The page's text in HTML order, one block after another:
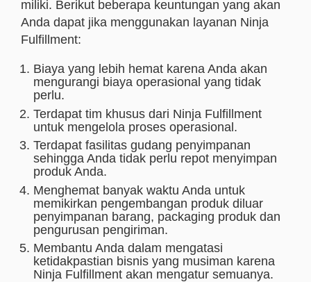
miliki. Berikut beberapa keuntungan yang akan
Anda dapat jika menggunakan layanan Ninja
Fulfillment:
Biaya yang lebih hemat karena Anda akan
mengurangi biaya operasional yang tidak
perlu.
Terdapat tim khusus dari Ninja Fulfillment
untuk mengelola proses operasional.
Terdapat fasilitas gudang penyimpanan
sehingga Anda tidak perlu repot menyimpan
produk Anda.
Menghemat banyak waktu Anda untuk
memikirkan pengembangan produk diluar
penyimpanan barang, packaging produk dan
pengurusan pengiriman.
Membantu Anda dalam mengatasi
ketidakpastian bisnis yang musiman karena
Ninja Fulfillment akan mengatur semuanya.